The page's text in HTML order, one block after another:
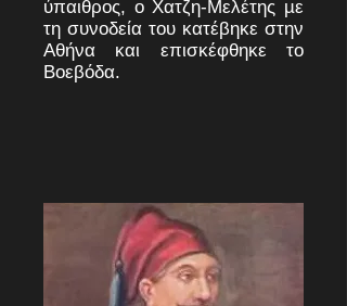
ύπαιθρος, ο Χατζη-Μελέτης µε
τη συνοδεία του κατέβηκε στην
Αθήνα και επισκέφθηκε το
Βοεβόδα.